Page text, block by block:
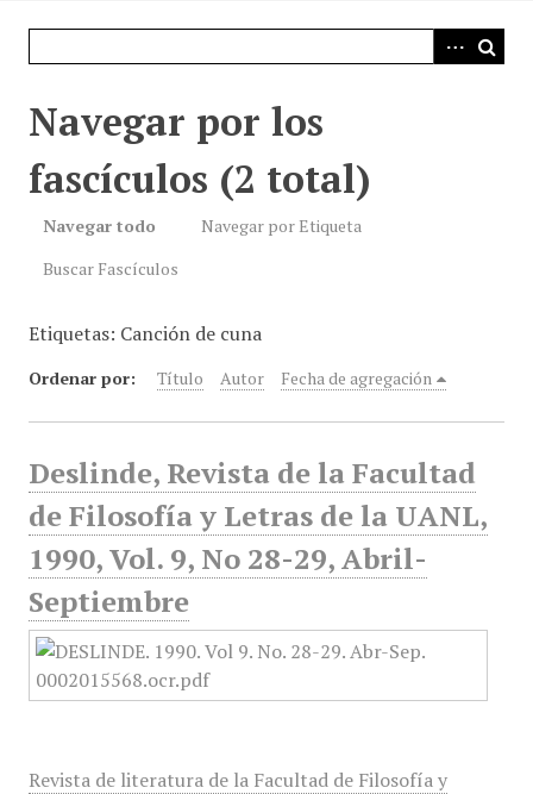
Navegar por los
fascículos (2 total)
Navegar todo
Navegar por Etiqueta
Buscar Fascículos
Etiquetas: Canción de cuna
Ordenar por: Título Autor Fecha de agregación
Deslinde, Revista de la Facultad
de Filosofía y Letras de la UANL,
1990, Vol. 9, No 28-29, Abril-
Septiembre
Revista de literatura de la Facultad de Filosofía y